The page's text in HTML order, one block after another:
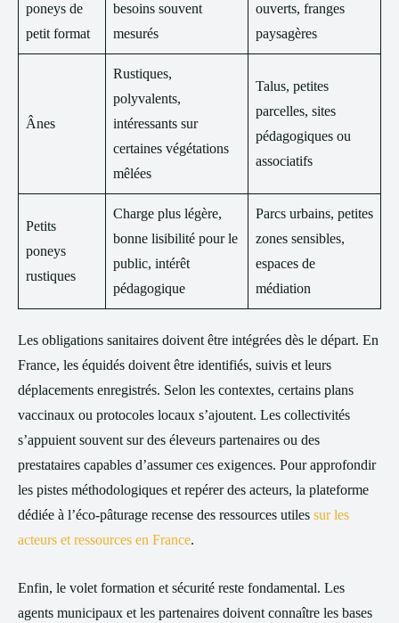
poneys de
petit format
besoins souvent
mesurés
ouverts, franges
paysagères
Ânes
Rustiques,
polyvalents,
intéressants sur
certaines végétations
mêlées
Talus, petites
parcelles, sites
pédagogiques ou
associatifs
Petits
poneys
rustiques
Charge plus légère,
bonne lisibilité pour le
public, intérêt
pédagogique
Parcs urbains, petites
zones sensibles,
espaces de
médiation
Les obligations sanitaires doivent être intégrées dès le départ. En
France, les équidés doivent être identifiés, suivis et leurs
déplacements enregistrés. Selon les contextes, certains plans
vaccinaux ou protocoles locaux s’ajoutent. Les collectivités
s’appuient souvent sur des éleveurs partenaires ou des
prestataires capables d’assumer ces exigences. Pour approfondir
les pistes méthodologiques et repérer des acteurs, la plateforme
dédiée à l’éco-pâturage recense des ressources utiles sur les
acteurs et ressources en France.
Enfin, le volet formation et sécurité reste fondamental. Les
agents municipaux et les partenaires doivent connaître les bases